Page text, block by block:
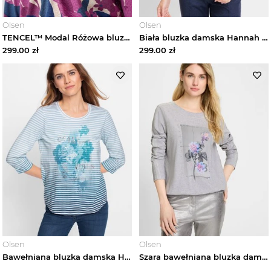
Olsen
TENCEL™ Modal Różowa bluzka damska Clara w kwiaty – New Passion Olsen
299.00 zł
Olsen
Biała bluzka damska Hannah z nadrukiem – Neo Comfort Olsen
299.00 zł
Olsen
Bawełniana bluzka damska Hannah w paski z kwiatowym wzorem - Coast Vibes Olsen
Olsen
Szara bawełniana bluzka damska Clara z nadrukiem w kwiaty – Cosmic Chic Olsen